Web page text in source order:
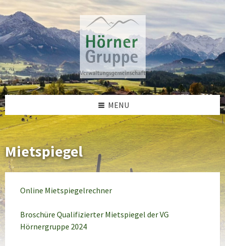
to
content
to
left
sidebar
to
footer
MENU
Mietspiegel
Online Mietspiegelrechner
Broschüre Qualifizierter Mietspiegel der VG
Hörnergruppe 2024